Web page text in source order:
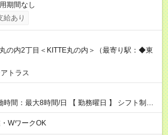
期間なし
給あり
の内2丁目＜KITTE丸の内＞（最寄り駅：◆東
トラス
時間：最大8時間/日 【 勤務曜日 】 シフト制
望休み出せます。 【勤務時間】 9：30
シフト制（実働8ｈ＋休憩1h） シフト例（9時
WワークOK